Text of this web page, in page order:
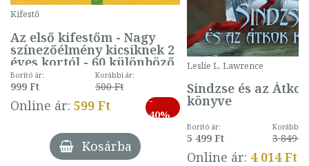
Kifestő
Az első kifestőm - Nagy
színezőélmény kicsiknek 2
éves kortól - 60 különböző
mintával (gombás)
Borító ár:
999 Ft
Korábbi ár:
500 Ft
Online ár: 599 Ft
-
40%
Kosárba
Leslie L. Lawrence
Sindzse és az Átkok
könyve
Borító ár:
5 499 Ft
Korábbi
3 849 Ft
Online ár: 4 014 Ft